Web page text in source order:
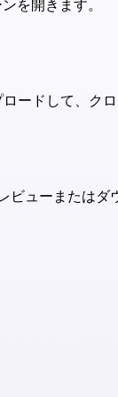
を開きます。
ードして、クロ
ビューまたはダ